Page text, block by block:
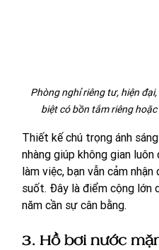
Phòng nghỉ riêng tư, hiện
biệt có bồn tắm riêng
Thiết kế chú trọng ánh
nhàng giúp không gian
làm việc, bạn vẫn cảm
suốt. Đây là điểm cộng lớn
năm cần sự cân bằng.
3. Hồ bơi nước